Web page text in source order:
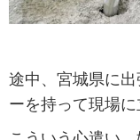
途中、宮城県に
ーを持って現場に